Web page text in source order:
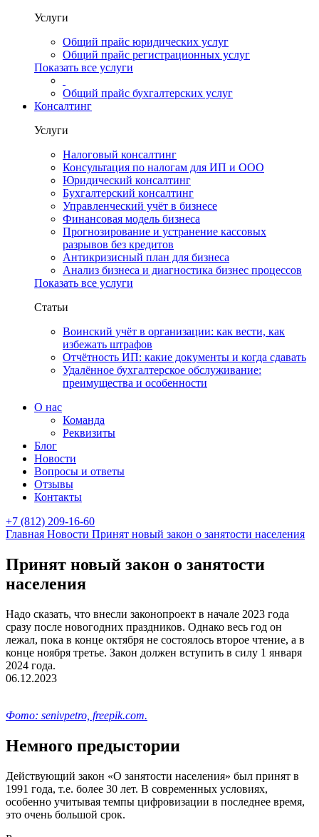
Услуги
Общий прайс юридических услуг
Общий прайс регистрационных услуг
Показать все услуги
Общий прайс бухгалтерских услуг
Консалтинг
Услуги
Налоговый консалтинг
Консультация по налогам для ИП и ООО
Юридический консалтинг
Бухгалтерский консалтинг
Управленческий учёт в бизнесе
Финансовая модель бизнеса
Прогнозирование и устранение кассовых
разрывов без кредитов
Антикризисный план для бизнеса
Анализ бизнеса и диагностика бизнес процессов
Показать все услуги
Статьи
Воинский учёт в организации: как вести, как
избежать штрафов
Отчётность ИП: какие документы и когда сдавать
Удалённое бухгалтерское обслуживание:
преимущества и особенности
О нас
Команда
Реквизиты
Блог
Новости
Вопросы и ответы
Отзывы
Контакты
+7 (812) 209-16-60
Главная Новости Принят новый закон о занятости населения
Принят новый закон о занятости
населения
Надо сказать, что внесли законопроект в начале 2023 года
сразу после новогодних праздников. Однако весь год он
лежал, пока в конце октября не состоялось второе чтение, а в
конце ноября третье. Закон должен вступить в силу 1 января
2024 года.
06.12.2023
Фото: senivpetro, freepik.com.
Немного предыстории
Действующий закон «О занятости населения» был принят в
1991 года, т.е. более 30 лет. В современных условиях,
особенно учитывая темпы цифровизации в последнее время,
это очень большой срок.